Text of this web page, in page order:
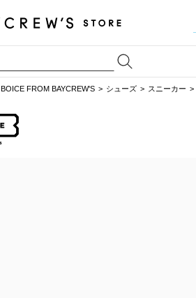
BOICE FROM BAYCREW'S シューズ スニーカー